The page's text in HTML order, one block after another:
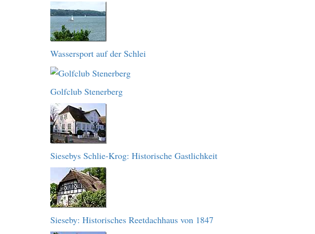
Wassersport auf der Schlei
Golfclub Stenerberg
Siesebys Schlie-Krog: Historische Gastlichkeit
Sieseby: Historisches Reetdachhaus von 1847